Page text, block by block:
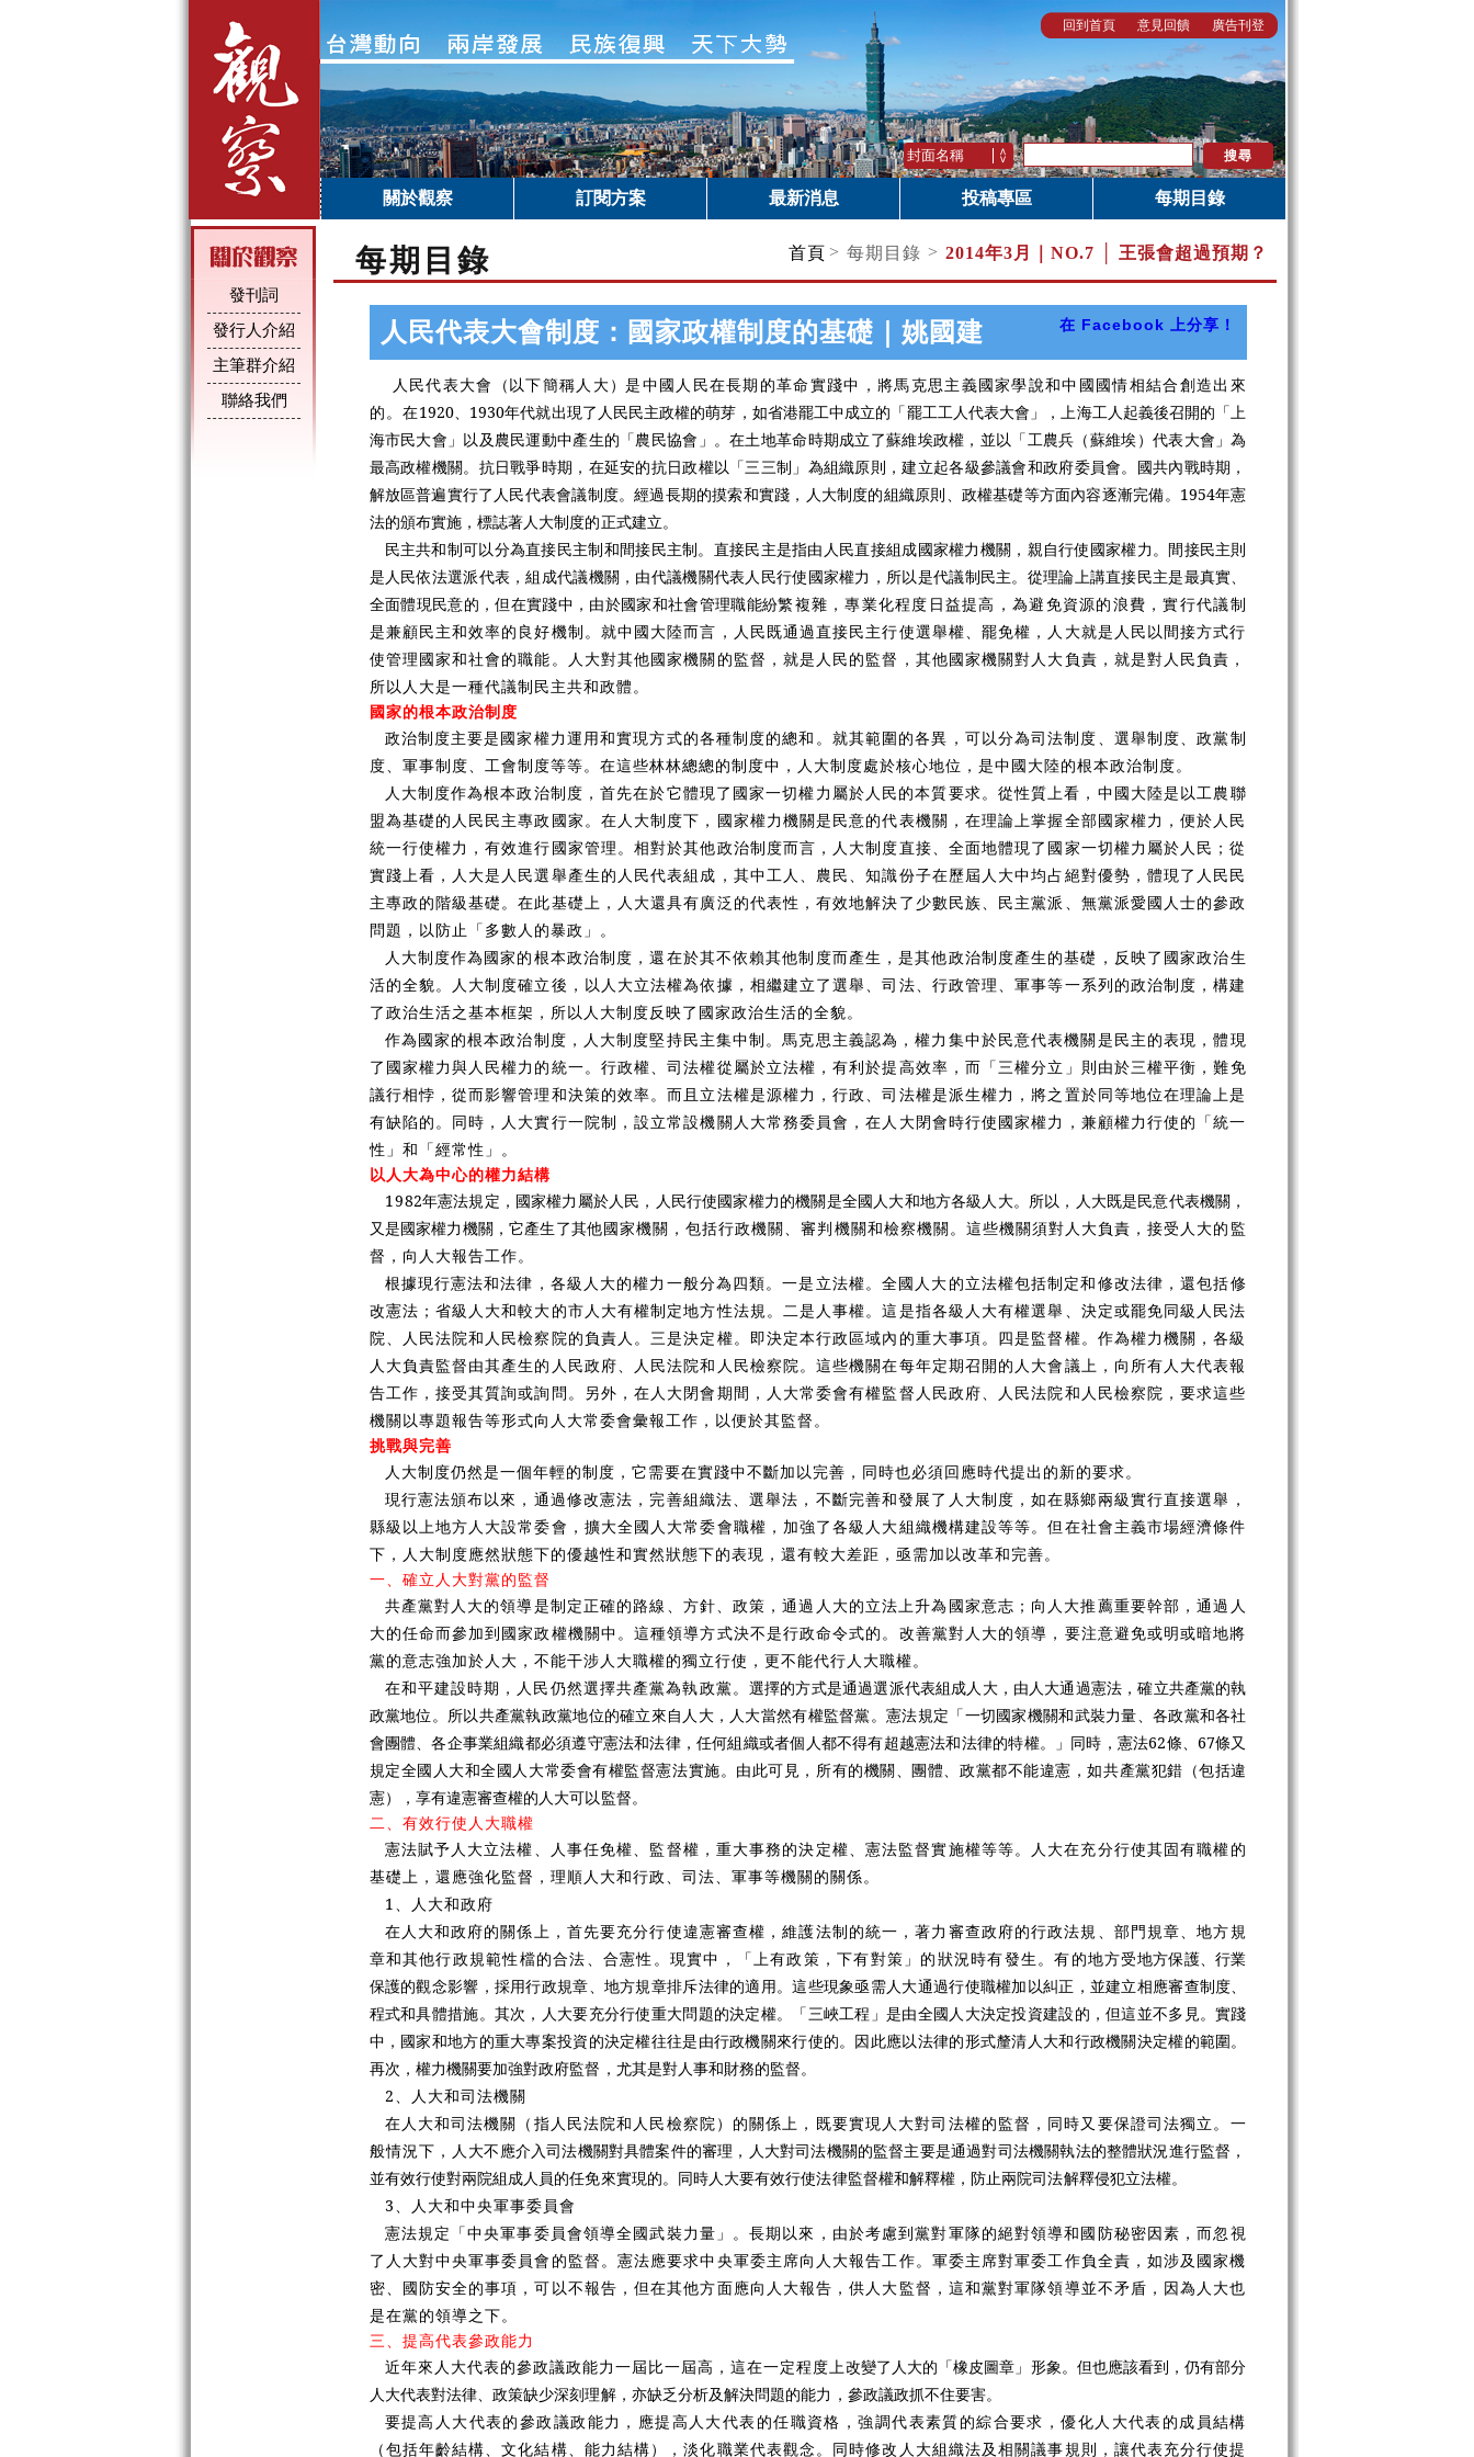
回到首頁 意見回饋 廣告刊登
關於觀察 訂閱方案 最新消息 投稿專區 每期目錄
發刊詞
發行人介紹
主筆群介紹
聯絡我們
每期目錄 首頁 > 每期目錄 > 2014年3月｜ NO.7 │ 王張會超過預期？
人民代表大會制度：國家政權制度的基礎｜姚國建 在 Facebook 上分享！
人民代表大會 （以下簡稱人大）是中國人民在長期的革命實踐中，將馬克思主義國家學說和中國國情相結合創造出來
的。在1920、1930年代就出現了人民民主政權的萌芽，如省港罷工中成立的「罷工工人代表大會」，上海工人起義後召開的「上
海市民大會」以及農民運動中產生的 「農民協會 」 。在土地革命時期成立了蘇維埃政權，並以 「工農兵（蘇維埃）代表大會 」為
最高政權機關。抗日戰爭時期，在延安的抗日政權以 「三三制 」 為組織原則，建立起各級參議會和政府委員會。國共內戰時期，
解放區普遍實行了人民代表會議制度。經過長期的摸索和實踐，人大制度的組織原則、政權基礎等方面內容逐漸完備。1954年憲
法的頒布實施，標誌著人大制度的正式建立。
民主共和制可以分為直接民主制和間接民主制。直接民主是指由人民直接組成國家權力機關，親自行使國家權力。間接民主則
是人民依法選派代表，組成代議機關，由代議機關代表人民行使國家權力，所以是代議制民主。從理論上講直接民主是最真實、
全面體現民意的，但在實踐中，由於國家和社會管理職能紛繁複雜，專業化程度日益提高，為避免資源的浪費，實行代議制
是兼顧民主和效率的良好機制。就中國大陸而言，人民既通過直接民主行使選舉權、罷免權，人大就是人民以間接方式行
使管理國家和社會的職能。人大對其他國家機關的監督，就是人民的監督，其他國家機關對人大負責，就是對人民負責，
所以人大是一種代議制民主共和政體。
國家的根本政治制度
政治制度主要是國家權力運用和實現方式的各種制度的總和。就其範圍的各異，可以分為司法制度、選舉制度、政黨制
度、軍事制度、工會制度等等。在這些林林總總的制度中，人大制度處於核心地位，是中國大陸的根本政治制度。
人大制度作為根本政治制度，首先在於它體現了國家一切權力屬於人民的本質要求。從性質上看，中國大陸是以工農聯
盟為基礎的人民民主專政國家。在人大制度下，國家權力機關是民意的代表機關，在理論上掌握全部國家權力，便於人民
統一行使權力，有效進行國家管理。相對於其他政治制度而言，人大制度直接、全面地體現了國家一切權力屬於人民；從
實踐上看，人大是人民選舉產生的人民代表組成，其中工人、農民、知識份子在歷屆人大中均占絕對優勢，體現了人民民
主專政的階級基礎。在此基礎上，人大還具有廣泛的代表性，有效地解決了少數民族、民主黨派、無黨派愛國人士的參政
問題，以防止「多數人的暴政」。
人大制度作為國家的根本政治制度，還在於其不依賴其他制度而產生，是其他政治制度產生的基礎，反映了國家政治生
活的全貌。人大制度確立後，以人大立法權為依據，相繼建立了選舉、司法、行政管理、軍事等一系列的政治制度，構建
了政治生活之基本框架，所以人大制度反映了國家政治生活的全貌。
作為國家的根本政治制度，人大制度堅持民主集中制。馬克思主義認為，權力集中於民意代表機關是民主的表現，體現
了國家權力與人民權力的統一。行政權、司法權從屬於立法權，有利於提高效率，而 「三權分立 」 則由於三權平衡，難免
議行相悖，從而影響管理和決策的效率。而且立法權是源權力，行政、司法權是派生權力，將之置於同等地位在理論上是
有缺陷的。同時，人大實行一院制，設立常設機關人大常務委員會，在人大閉會時行使國家權力，兼顧權力行使的「統一
性」和「經常性」。
以人大為中心的權力結構
1982年憲法規定，國家權力屬於人民，人民行使國家權力的機關是全國人大和地方各級人大。所以，人大既是民意代表機關，
又是國家權力機關，它產生了其他國家機關，包括行政機關、審判機關和檢察機關。這些機關須對人大負責，接受人大的監
督，向人大報告工作。
根據現行憲法和法律，各級人大的權力一般分為四類。一是立法權。全國人大的立法權包括制定和修改法律，還包括修
改憲法；省級人大和較大的市人大有權制定地方性法規。二是人事權。這是指各級人大有權選舉、決定或罷免同級人民法
院、人民法院和人民檢察院的負責人。三是決定權。即決定本行政區域內的重大事項。四是監督權。作為權力機關，各級
人大負責監督由其產生的人民政府、人民法院和人民檢察院。這些機關在每年定期召開的人大會議上，向所有人大代表報
告工作，接受其質詢或詢問。另外，在人大閉會期間，人大常委會有權監督人民政府、人民法院和人民檢察院，要求這些
機關以專題報告等形式向人大常委會彙報工作，以便於其監督。
挑戰與完善
人大制度仍然是一個年輕的制度，它需要在實踐中不斷加以完善，同時也必須回應時代提出的新的要求。
現行憲法頒布以來，通過修改憲法，完善組織法、選舉法，不斷完善和發展了人大制度，如在縣鄉兩級實行直接選舉，
縣級以上地方人大設常委會，擴大全國人大常委會職權，加強了各級人大組織機構建設等等。但在社會主義市場經濟條件
下，人大制度應然狀態下的優越性和實然狀態下的表現，還有較大差距，亟需加以改革和完善。
一、確立人大對黨的監督
共產黨對人大的領導是制定正確的路線、方針、政策，通過人大的立法上升為國家意志；向人大推薦重要幹部，通過人
大的任命而參加到國家政權機關中。這種領導方式決不是行政命令式的。改善黨對人大的領導，要注意避免或明或暗地將
黨的意志強加於人大，不能干涉人大職權的獨立行使，更不能代行人大職權。
在和平建設時期，人民仍然選擇共產黨為執政黨。 選擇的方式是通過選派代表組成人大，由人大通過憲法，確立共產黨的執
政黨地位。所以共產黨執政黨地位的確立來自人大， 人大當然有權監督黨。憲法規定「一切國家機關和武裝力量、各政黨和各社
會團體、各企事業組織都必須遵守憲法和法律，任何組織或者個人都不得有超越憲法和法律的特權。」同時，憲法62條、67條又
規定全國人大和全國人大常委會有權監督憲法實施。由此可見，所有的機關、團體、政黨都不能違憲，如共產黨犯錯（包括違
憲），享有違憲審查權的人大可以監督。
二、有效行使人大職權
憲法賦予人大立法權、人事任免權、監督權，重大事務的決定權、憲法監督實施權等等。人大在充分行使其固有職權的
基礎上，還應強化監督，理順人大和行政、司法、軍事等機關的關係。
1、人大和政府
在人大和政府的關係上，首先要充分行使違憲審查權，維護法制的統一，著力審查政府的行政法規、部門規章、地方規
章和其他行政規範性檔的合法、合憲性。現實中，「上有政策，下有對策」的狀況時有發生。有的地方受地方保護、行業
保護的觀念影響，採用行政規章、地方規章排斥法律的適用。這些現象亟需人大通過行使職權加以糾正，並建立相應審查制度、
程式和具體措施。其次，人大要充分行使重大問題的決定權。「三峽工程」是由全國人大決定投資建設的，但這並不多見。實踐
中，國家和地方的重大專案投資的決定權往往是由行政機關來行使的。因此應以法律的形式釐清人大和行政機關決定權的範圍。
再次，權力機關要加強對政府監督，尤其是對人事和財務的監督。
2、人大和司法機關
在人大和司法機關（指人民法院和人民檢察院）的關係上，既要實現人大對司法權的監督，同時又要保證司法獨立。一
般情況下，人 大不應介入司法機關對具體案件的審理，人大對司法機關的監督主要是通過對司法機關執法的整體狀況進行監督，
並有效行使對兩院組成人員的任免來實現的。同時人大要有效行使法律監督權和解釋權，防止兩院司法解釋侵犯立法權。
3、人大和中央軍事委員會
憲法規定「中央軍事委員會領導全國武裝力量」。長期以來，由於考慮到黨對軍隊的絕對領導和國防秘密因素，而忽視
了人大對中央軍事委員會的監督。憲法應要求中央軍委主席向人大報告工作。軍委主席對軍委工作負全責，如涉及國家機
密、國防安全的事項，可以不報告，但在其他方面應向人大報告，供人大監督，這和黨對軍隊領導並不矛盾，因為人大也
是在黨的領導之下。
三、提高代表參政能力
近年來人大代表的參政議政能力一屆比一屆高，這在一定程度上改變了人大的「橡皮圖章」形象。但也應該看到，仍有部分
人大代表對法律、政策缺少深刻理解，亦缺乏分析及解決問題的能力，參政議政抓不住要害。
要提高人大代表的參政議政能力，應提高人大代表的任職資格，強調代表素質的綜合要求，優化人大代表的成員結構
（包括年齡結構、文化結構、能力結構），淡化職業代表觀念。同時修改人大組織法及相關議事規則，讓代表充分行使提